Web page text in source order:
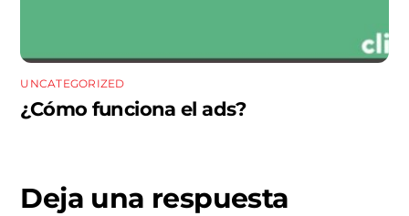
UNCATEGORIZED
¿Cómo funciona el ads?
Deja una respuesta